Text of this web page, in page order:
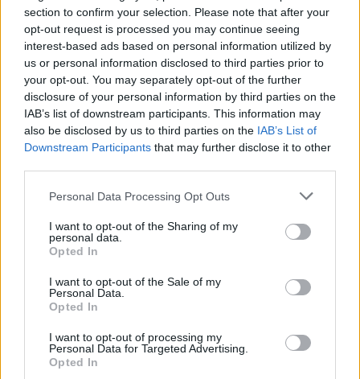
section to confirm your selection. Please note that after your
opt-out request is processed you may continue seeing
interest-based ads based on personal information utilized by
us or personal information disclosed to third parties prior to
your opt-out. You may separately opt-out of the further
disclosure of your personal information by third parties on the
IAB’s list of downstream participants. This information may
also be disclosed by us to third parties on the IAB’s List of
Downstream Participants that may further disclose it to other
Please note that this website/app uses one or more Google
not limited to your visit or usage behaviour. You may click to
grant or deny consent to Google and its third-party tags to
use your data for below specified purposes in below Google
consent section.
Personal Data Processing Opt Outs
I want to opt-out of the Sharing of my
personal data.
Opted In
I want to opt-out of the Sale of my
Personal Data.
Opted In
I want to opt-out of processing my
Personal Data for Targeted Advertising.
Opted In
παρούσα πρόσκληση, ούτε κατά το χρόνο της
πρόσληψης, σύμφωνα και με τα οριζόμενα στις
οικείες προκηρύξεις του Α.Σ.Ε.Π..
4. Να εμπίπτουν στο όριο ηλικίας. Ανώτατο όριο
ηλικίας των υποψηφίων ορίζεται το εξηκοστό
έβδομο έτος (67ο) (αριθμ. 1959/2017 απόφαση
θεωρείται η 31η Δεκεμβρίου του έτους γέννησης,
ενώ για τη συμπλήρωση του κατώτατου ορίου
ηλικίας, ως ημερομηνία γέννησης θεωρείται η 1η
Ιανουαρίου του έτους γέννησης (άρθρο 6 παρ.4 του
5. Οι άνδρες κατά το χρόνο πρόσληψης πρέπει να